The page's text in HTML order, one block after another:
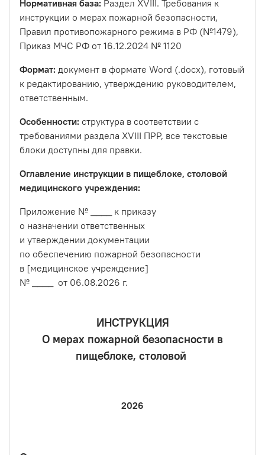
Нормативная база: Раздел XVIII. Требования к
инструкции о мерах пожарной безопасности,
Правил противопожарного режима в РФ (№1479),
Приказ МЧС РФ от 16.12.2024 № 1120
Формат: документ в формате Word (.docx), готовый
к редактированию, утверждению руководителем,
ответственным.
Особенности: структура в соответствии с
требованиями раздела XVIII ПРР, все текстовые
блоки доступны для правки.
Оглавление инструкции в пищеблоке, столовой
медицинского учреждения:
Приложение № ____ к приказу
о назначении ответственных
и утверждении документации
по обеспечению пожарной безопасности
в [медицинское учреждение]
№ ____ от 06.08.2026 г.
ИНСТРУКЦИЯ
О мерах пожарной безопасности в
пищеблоке, столовой
2026